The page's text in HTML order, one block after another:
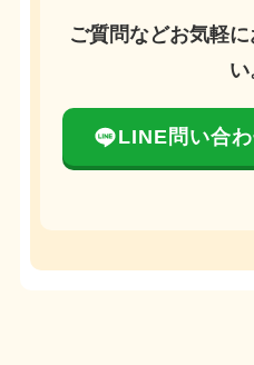
ご質問などお気軽
い
LINE問い合